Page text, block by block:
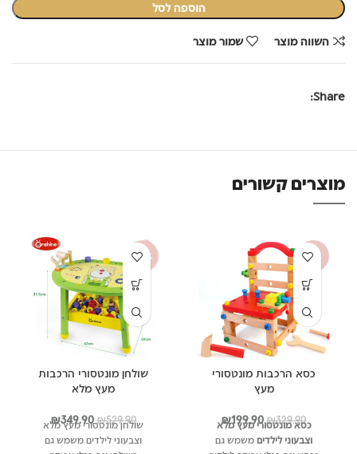
הוספה לסל
השווה מוצר שמור מוצר
Share:
מוצרים קשורים
-39%
כסא הרכבות מונטסורי
מעץ
₪329.90
המחיר
המקורי
₪199.90
המחירכסא מונטסורי מעץ מלא
וצבעוני לילדים משמש גם
-34%
שולחן מונטסורי הרכבות
מעץ מלא
₪529.90
המחיר
המקורי
היה:
₪349.90
המחירשולחן מונטסורי מעץ מלא
וצבעוני לילדים משמש גם